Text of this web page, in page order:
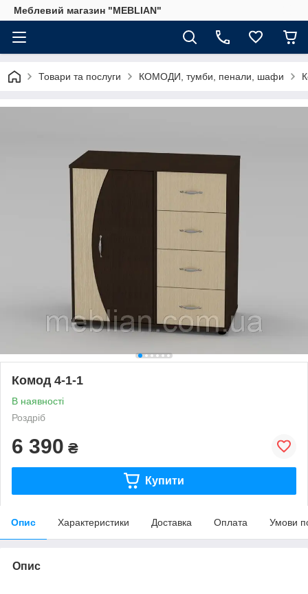
Меблевий магазин "MEBLIAN"
Товари та послуги КОМОДИ, тумби, пенали, шафи
Комод 4-1-1
В наявності
Роздріб
6 390 ₴
Купити
Опис Характеристики Доставка Оплата Умови
Опис